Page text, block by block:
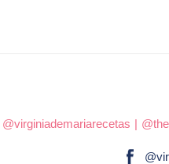
@virginiademariarecetas |